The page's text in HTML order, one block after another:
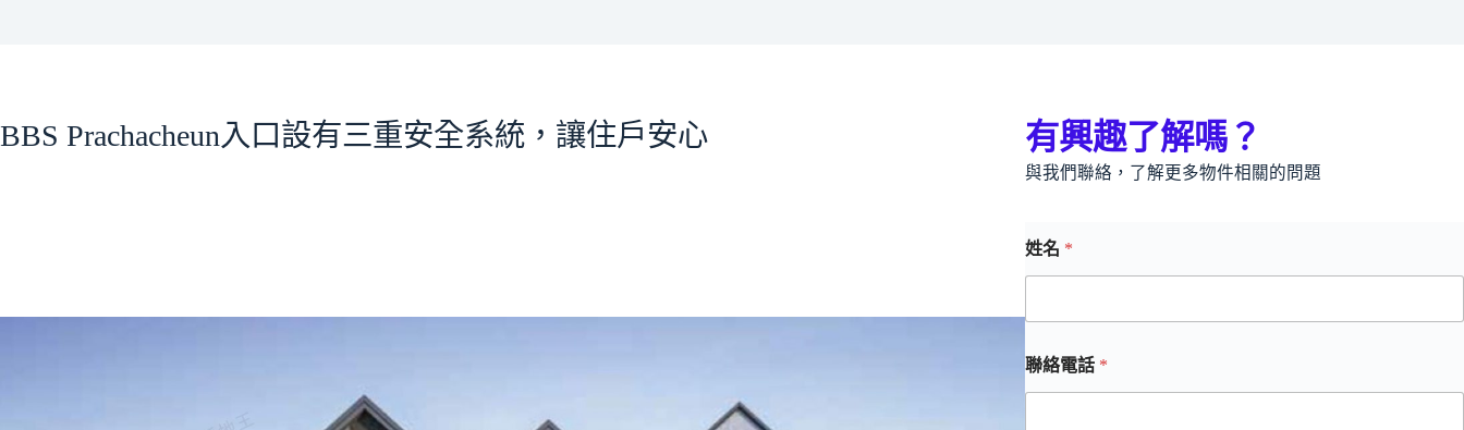
BBS Prachacheun入口設有三重安全系統，讓住戶安心 有興趣了解嗎？
與我們聯絡，了解更多物件相關的問題
姓名 *
聯絡電話 *